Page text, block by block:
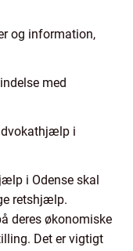
og information,
med
i
i Odense skal
retshjælp.
deres økonomiske
Det er vigtigt